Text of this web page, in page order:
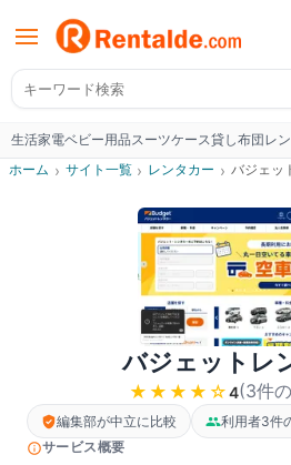
生活家電ベビー用品スーツケース貸し布団レ
ホーム › サイト一覧 › レンタカー › バジェッ
バジェットレ
★★★★ ☆4(3件
編集部が中立に比較
利用者3件
サービス概要